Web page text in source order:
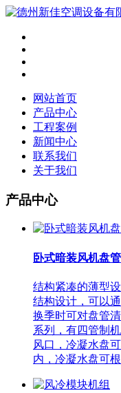
网站首页
产品中心
工程案例
新闻中心
联系我们
关于我们
产品中心
卧式暗装风机盘管
结构紧凑的薄型
结构设计，可以
换季时可对盘管
系列，有四管制
风口，冷凝水盘
内，冷凝水盘可